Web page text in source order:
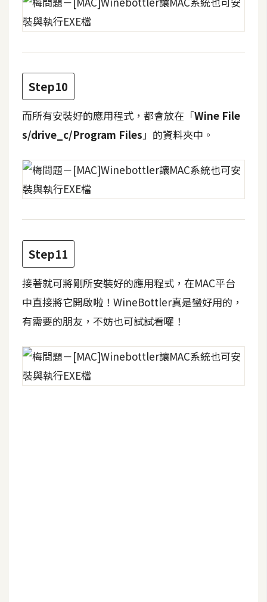
網
頁
設
計
前
端
T
M
L
/
S
J
a
a
c
r
i
Step10
而所有安裝好的應用程式，都會放在「Wine File
s/drive_c/Program Files 」的資料夾中。
Step11
接著就可將剛所安裝好的應用程式，在MAC平台
中直接將它開啟啦！WineBottler真是蠻好用的，
有需要的朋友，不妨也可試試看囉！